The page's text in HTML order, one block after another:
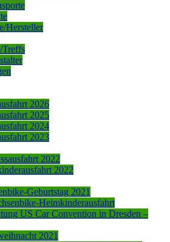
Hersteller
Treffs
2026
2025
2024
2023
2022
2022
Geburtstag 2021
Heimkinderausfahrt
US Car Convention in Dresden –
2021